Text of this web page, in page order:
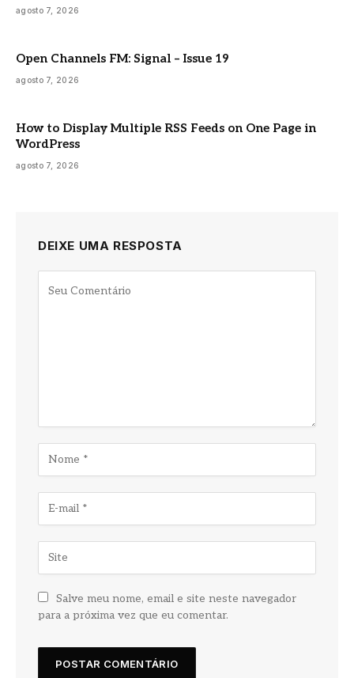
agosto 7, 2026
Open Channels FM: Signal – Issue 19
agosto 7, 2026
How to Display Multiple RSS Feeds on One Page in
WordPress
agosto 7, 2026
DEIXE UMA RESPOSTA
Salve meu nome, email e site neste navegador
para a próxima vez que eu comentar.